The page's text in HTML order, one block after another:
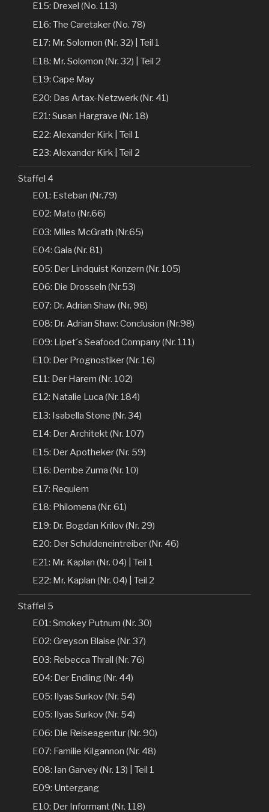
E15: Drexel (No. 113)
E16: The Caretaker (No. 78)
E17: Mr. Solomon (Nr. 32) | Teil 1
E18: Mr. Solomon (Nr. 32) | Teil 2
E19: Cape May
E20: Das Artax-Netzwerk (Nr. 41)
E21: Susan Hargrave (Nr. 18)
E22: Alexander Kirk | Teil 1
E23: Alexander Kirk | Teil 2
Staffel 4
E01: Esteban (Nr.79)
E02: Mato (Nr.66)
E03: Miles McGrath (Nr.65)
E04: Gaia (Nr. 81)
E05: Der Lindquist Konzern (Nr. 105)
E06: Die Drosseln (Nr.53)
E07: Dr. Adrian Shaw (Nr. 98)
E08: Dr. Adrian Shaw: Conclusion (Nr.98)
E09: Lipet´s Seafood Company (Nr. 111)
E10: Der Prognostiker (Nr. 16)
E11: Der Harem (Nr. 102)
E12: Natalie Luca (Nr. 184)
E13: Isabella Stone (Nr. 34)
E14: Der Architekt (Nr. 107)
E15: Der Apotheker (Nr. 59)
E16: Dembe Zuma (Nr. 10)
E17: Requiem
E18: Philomena (Nr. 61)
E19: Dr. Bogdan Krilov (Nr. 29)
E20: Der Schuldeneintreiber (Nr. 46)
E21: Mr. Kaplan (Nr. 04) | Teil 1
E22: Mr. Kaplan (Nr. 04) | Teil 2
Staffel 5
E01: Smokey Putnum (Nr. 30)
E02: Greyson Blaise (Nr. 37)
E03: Rebecca Thrall (Nr. 76)
E04: Der Endling (Nr. 44)
E05: Ilyas Surkov (Nr. 54)
E05: Ilyas Surkov (Nr. 54)
E06: Die Reiseagentur (Nr. 90)
E07: Familie Kilgannon (Nr. 48)
E08: Ian Garvey (Nr. 13) | Teil 1
E09: Untergang
E10: Der Informant (Nr. 118)